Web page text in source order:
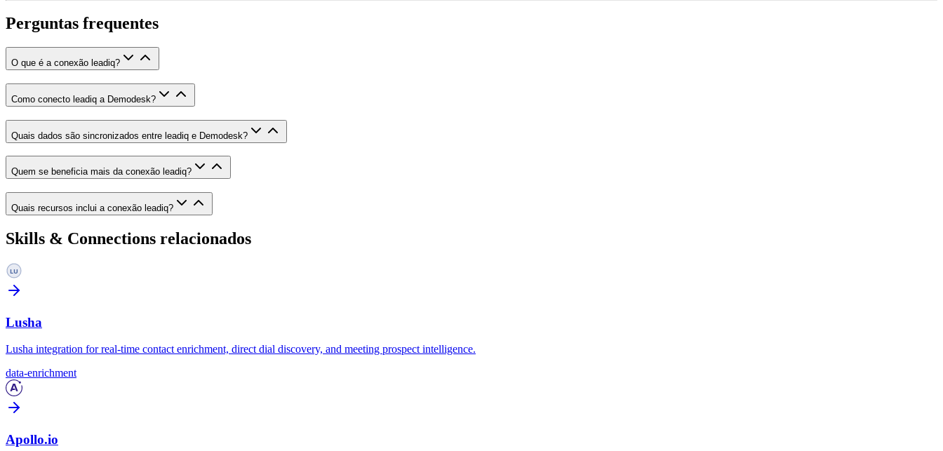
Perguntas frequentes
O que é a conexão leadiq?
Como conecto leadiq a Demodesk?
Quais dados são sincronizados entre leadiq e Demodesk?
Quem se beneficia mais da conexão leadiq?
Quais recursos inclui a conexão leadiq?
Skills & Connections relacionados
Lusha
Lusha integration for real-time contact enrichment, direct dial discovery, and meeting prospect intelligence.
data-enrichment
Apollo.io